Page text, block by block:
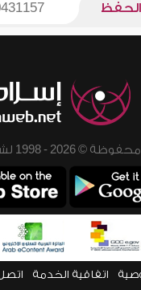
لشبكة إسلام ويب
اتفاقية الخدمة اتصل